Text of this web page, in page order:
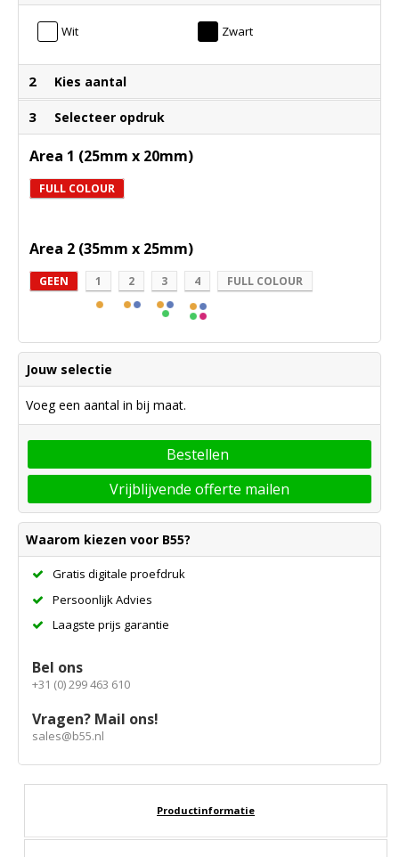
Wit Zwart
2 Kies aantal
3 Selecteer opdruk
Area 1 (25mm x 20mm)
FULL COLOUR
Area 2 (35mm x 25mm)
GEEN 1 2 3 4 FULL COLOUR
Jouw selectie
Voeg een aantal in bij maat.
Bestellen
Vrijblijvende offerte mailen
Waarom kiezen voor B55?
Gratis digitale proefdruk
Persoonlijk Advies
Laagste prijs garantie
Bel ons
+31 (0) 299 463 610
Vragen? Mail ons!
sales@b55.nl
Productinformatie